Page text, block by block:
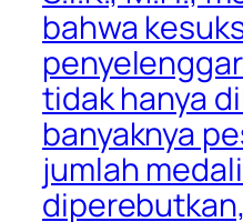
bahwa
tidak hanya
banyaknya
jumlah